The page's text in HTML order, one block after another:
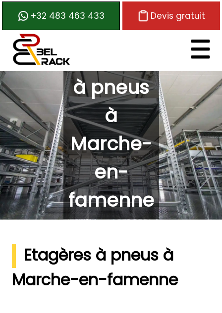
+32 483 463 433 Devis gratuit
Logo de Belrack
Etagères
à pneus
à
Marche-
en-
famenne
Etagères à pneus à
Marche-en-famenne